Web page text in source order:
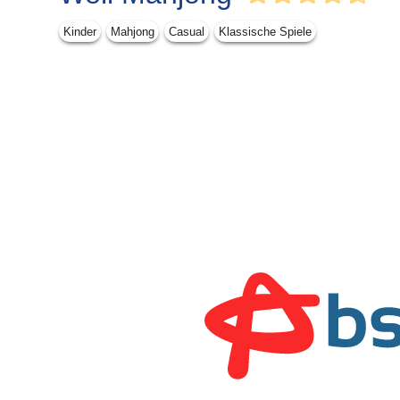
Kinder Mahjong Casual Klassische Spiele